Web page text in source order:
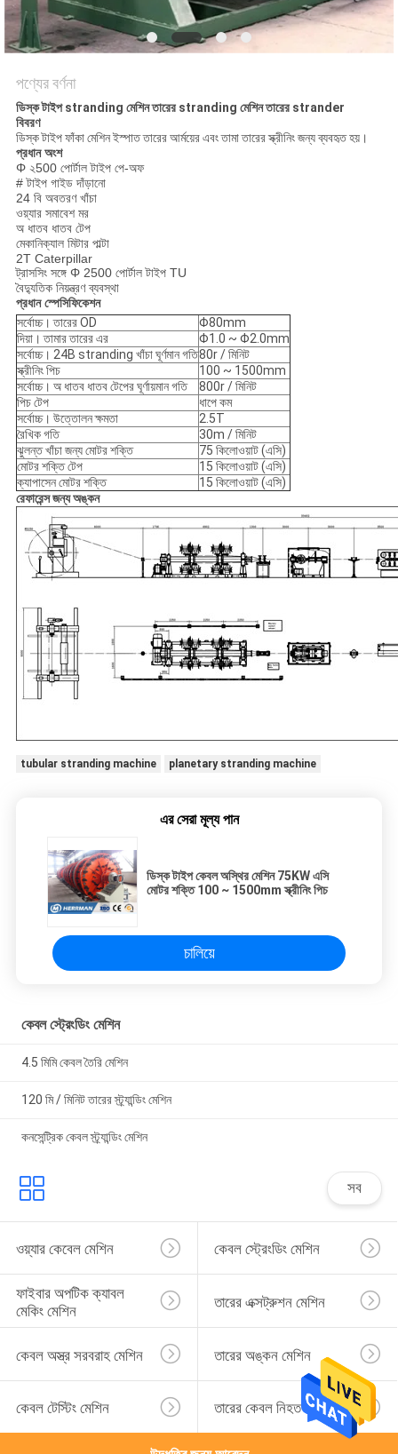
পণ্যের বর্ণনা
ডিস্ক টাইপ stranding মেশিন তারের stranding মেশিন তারের strander
বিবরণ
ডিস্ক টাইপ ফাঁকা মেশিন ইস্পাত তারের আর্ময়ের এবং তামা তারের স্ক্রীনিং জন্য ব্যবহৃত হয়।
প্রধান অংশ
Φ ২500 পোর্টাল টাইপ পে-অফ
# টাইপ গাইড দাঁড়ানো
24 বি অবতরণ খাঁচা
ওয়্যার সমাবেশ মর
অ ধাতব ধাতব টেপ
মেকানিক্যাল মিটার পাল্টা
2T Caterpillar
ট্রাসসিং সঙ্গে Φ 2500 পোর্টাল টাইপ TU
বৈদ্যুতিক নিয়ন্ত্রণ ব্যবস্থা
প্রধান স্পেসিফিকেশন
সর্বোচ্চ। তারের OD
Φ80mm
দিয়া। তামার তারের এর
Φ1.0 ~ Φ2.0mm
সর্বোচ্চ। 24B stranding খাঁচা ঘূর্ণমান গতি80r / মিনিট
স্ক্রীনিং পিচ
100 ~ 1500mm
সর্বোচ্চ। অ ধাতব ধাতব টেপের ঘূর্ণায়মান গতি
800r / মিনিট
পিচ টেপ
ধাপে কম
সর্বোচ্চ। উত্তোলন ক্ষমতা
2.5T
রৈখিক গতি
30m / মিনিট
ঝুলন্ত খাঁচা জন্য মোটর শক্তি
75 কিলোওয়াট (এসি)
মোটর শক্তি টেপ
15 কিলোওয়াট (এসি)
ক্যাপাসেন মোটর শক্তি
15 কিলোওয়াট (এসি)
রেফারেন্স জন্য অঙ্কন
tubular stranding machine planetary stranding machine
এর সেরা মূল্য পান
ডিস্ক টাইপ কেবল অস্থির মেশিন 75KW এসি
মোটর শক্তি 100 ~ 1500mm স্ক্রীনিং পিচ
চালিয়ে
কেবল স্ট্রেংডিং মেশিন
4.5 মিমি কেবল তৈরি মেশিন
120 মি / মিনিট তারের স্ট্র্যান্ডিং মেশিন
কনসেন্ট্রিক কেবল স্ট্র্যান্ডিং মেশিন
সব
ওয়্যার কেবেল মেশিন কেবল স্ট্রেংডিং মেশিন
ফাইবার অপটিক ক্যাবল
মেকিং মেশিন
তারের এক্সট্রুশন মেশিন
কেবল অস্ত্র সরবরাহ মেশিন তারের অঙ্কন মেশিন
কেবল টেস্টিং মেশিন তারের কেবল নিহত